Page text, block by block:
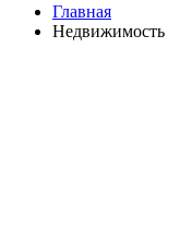
Главная
Недвижимость